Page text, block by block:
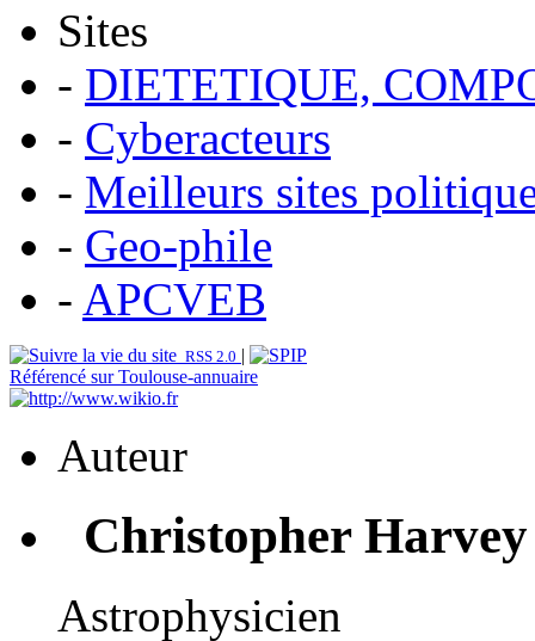
Sites
- DIETETIQUE,
- Cyberacteurs
- Meilleurs sites
- Geo-phile
- APCVEB
RSS 2.0 |
Référencé sur Toulouse-annuaire
Auteur
Christopher Harvey
Astrophysicien